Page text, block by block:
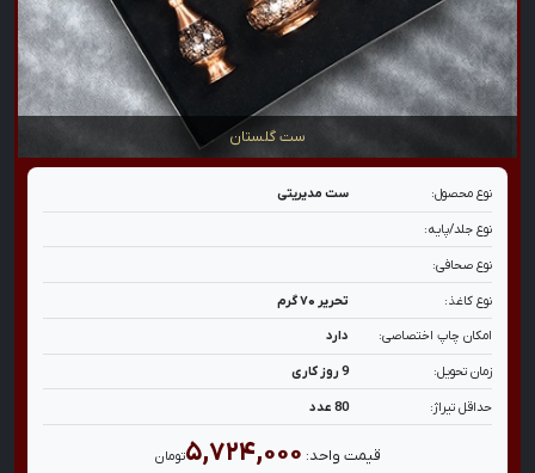
ست گلستان
نوع محصول: ست مدیریتی
نوع جلد/پایه:
نوع صحافی:
نوع کاغذ: تحریر ۷۰ گرم
امکان چاپ اختصاصی: دارد
زمان تحویل: 9 روز کاری
حداقل تیراژ: 80 عدد
قیمت واحد: ۵,۷۲۴,۰۰۰تومان